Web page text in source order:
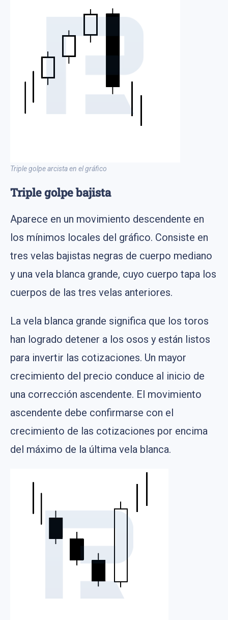
Triple golpe arcista en el gráfico
Triple golpe bajista
Aparece en un movimiento descendente en
los mínimos locales del gráfico. Consiste en
tres velas bajistas negras de cuerpo mediano
y una vela blanca grande, cuyo cuerpo tapa los
cuerpos de las tres velas anteriores.
La vela blanca grande significa que los toros
han logrado detener a los osos y están listos
para invertir las cotizaciones. Un mayor
crecimiento del precio conduce al inicio de
una corrección ascendente. El movimiento
ascendente debe confirmarse con el
crecimiento de las cotizaciones por encima
del máximo de la última vela blanca.